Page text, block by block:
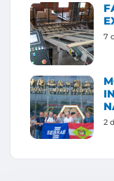
7
2